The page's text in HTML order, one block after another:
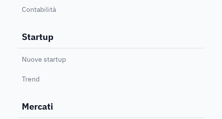
Contabilità
Startup
Nuove startup
Trend
Mercati